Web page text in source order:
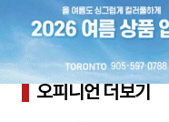
오피니언 더보기